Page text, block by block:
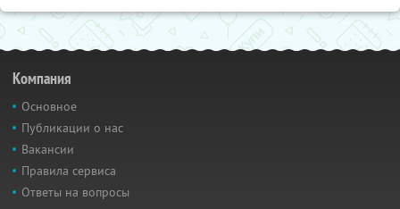
Компания
Основное
Публикации о нас
Вакансии
Правила сервиса
Ответы на вопросы